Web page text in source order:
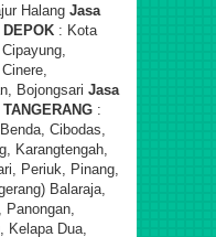
Halang Jasa
DEPOK : Kota
Bojongsari Jasa
TANGERANG :
Cibodas,
Karangtengah,
Periuk, Pinang,
Balaraja,
Kelapa Dua,